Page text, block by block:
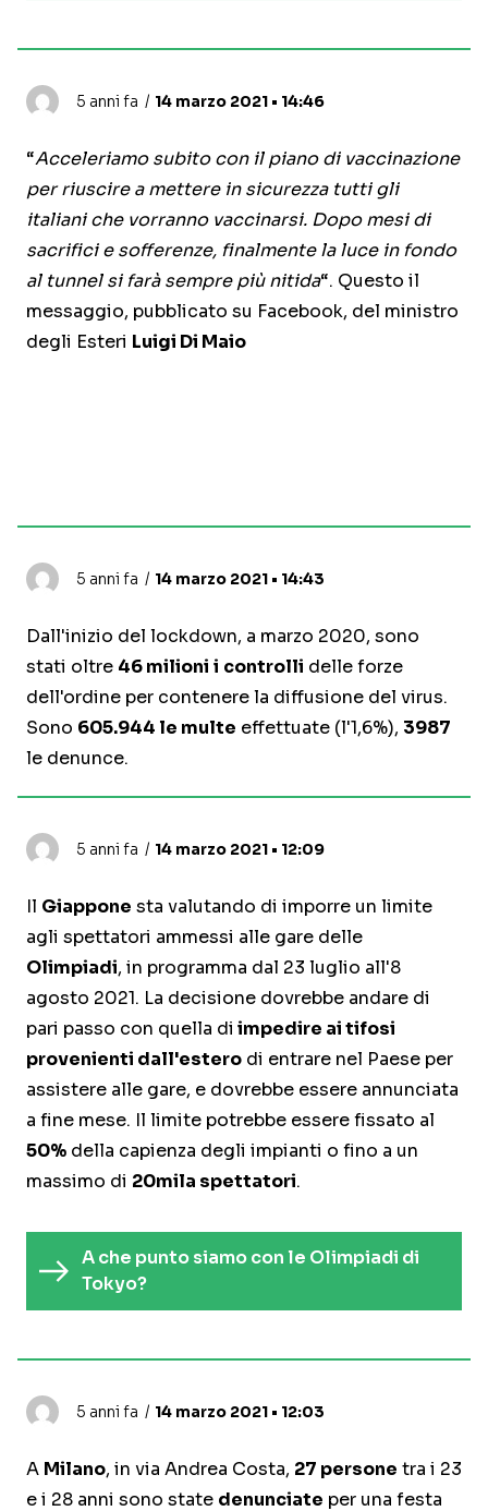
5 anni fa 14 marzo 2021 • 14:46
“Acceleriamo subito con il piano di vaccinazione
per riuscire a mettere in sicurezza tutti gli
italiani che vorranno vaccinarsi. Dopo mesi di
sacrifici e sofferenze, finalmente la luce in fondo
al tunnel si farà sempre più nitida“. Questo il
messaggio, pubblicato su Facebook, del ministro
degli Esteri Luigi Di Maio
5 anni fa 14 marzo 2021 • 14:43
Dall'inizio del lockdown, a marzo 2020, sono
stati oltre 46 milioni i controlli delle forze
dell'ordine per contenere la diffusione del virus.
Sono 605.944 le multe effettuate (l'1,6%), 3987
le denunce.
5 anni fa 14 marzo 2021 • 12:09
Il Giappone sta valutando di imporre un limite
agli spettatori ammessi alle gare delle
Olimpiadi, in programma dal 23 luglio all'8
agosto 2021. La decisione dovrebbe andare di
pari passo con quella di impedire ai tifosi
provenienti dall'estero di entrare nel Paese per
assistere alle gare, e dovrebbe essere annunciata
a fine mese. Il limite potrebbe essere fissato al
50% della capienza degli impianti o fino a un
massimo di 20mila spettatori.
A che punto siamo con le Olimpiadi di
Tokyo?
5 anni fa 14 marzo 2021 • 12:03
A Milano, in via Andrea Costa, 27 persone tra i 23
e i 28 anni sono state denunciate per una festa